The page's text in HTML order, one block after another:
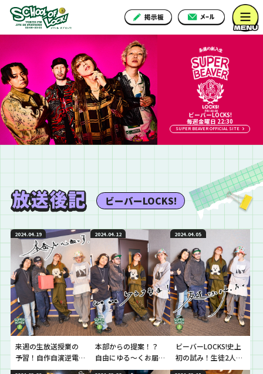
ビーバーLOCKS!
毎週金曜日 22:30
SUPER BEAVER OFFICIAL SITE
ビーバーLOCKS!
2024.04.19
来週の生放送授業の
予習！自作自演逆電
をさらに自作自演で
2024.04.12
本部からの提案！？
自由にゆる〜くお届
け！『プレゼンビー
2024.04.05
ビーバーLOCKS!史上
初の試み！生徒2人と
同時に逆電！！